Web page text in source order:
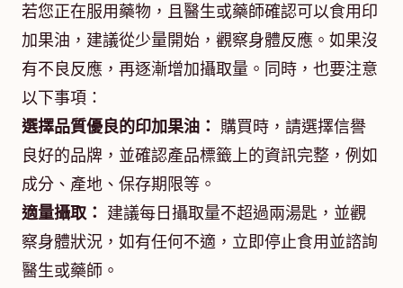
若您正在服用藥物，且醫生或藥師確認可以食用印
加果油，建議從少量開始，觀察身體反應。如果沒
有不良反應，再逐漸增加攝取量。同時，也要注意
以下事項：
選擇品質優良的印加果油： 購買時，請選擇信譽
良好的品牌，並確認產品標籤上的資訊完整，例如
成分、產地、保存期限等。
適量攝取： 建議每日攝取量不超過兩湯匙，並觀
察身體狀況，如有任何不適，立即停止食用並諮詢
醫生或藥師。